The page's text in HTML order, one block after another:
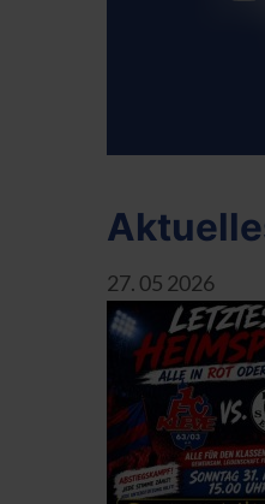
27. 05 2026